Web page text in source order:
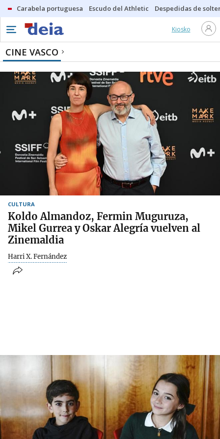
Carabela portuguesa Escudo del Athletic Despedidas de
Kiosko
CINE VASCO
CULTURA
Koldo Almandoz, Fermin Muguruza,
Mikel Gurrea y Oskar Alegría vuelven al
Zinemaldia
Harri X. Fernández